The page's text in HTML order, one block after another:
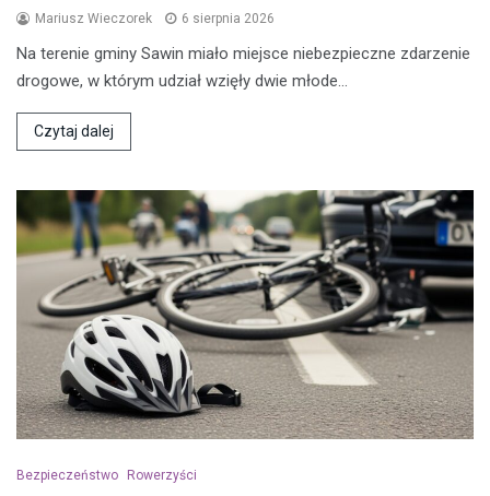
Mariusz Wieczorek 6 sierpnia 2026
Na terenie gminy Sawin miało miejsce niebezpieczne zdarzenie
drogowe, w którym udział wzięły dwie młode…
Czytaj dalej
Bezpieczeństwo Rowerzyści